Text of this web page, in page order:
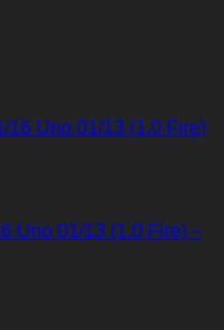
Uno 01/13 (1.0 Fire) –